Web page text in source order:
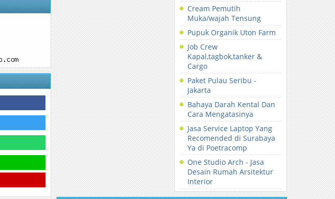
Cream Pemutih
Muka/wajah Tensung
Pupuk Organik Uton Farm
Job Crew
Kapal,tagbok,tanker &
Cargo
Paket Pulau Seribu -
Jakarta
Bahaya Darah Kental Dan
Cara Mengatasinya
Jasa Service Laptop Yang
Recomended di Surabaya
Ya di Poetracomp
One Studio Arch - Jasa
Desain Rumah Arsitektur
Interior